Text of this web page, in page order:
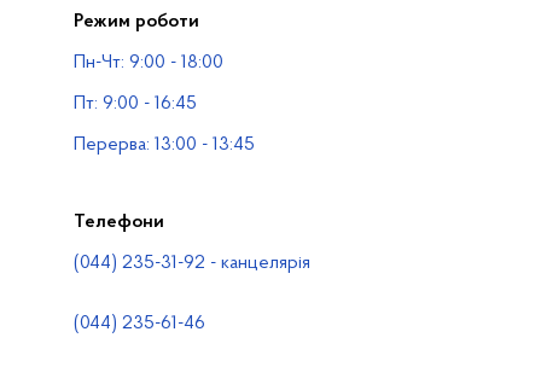
Публічна інформація
Водогосподарські організації
Режим роботи
Пн-Чт: 9:00 - 18:00
Пт: 9:00 - 16:45
Перерва: 13:00 - 13:45
Телефони
(044) 235-31-92 - канцелярія
(044) 235-61-46